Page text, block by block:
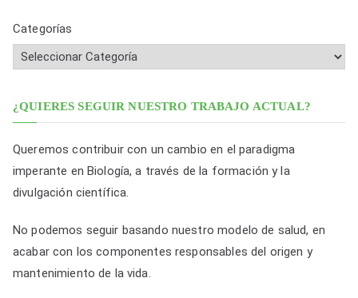
l
a
c
i
o
n
s
p
o
Categorías
¿QUIERES SEGUIR NUESTRO TRABAJO ACTUAL?
Queremos contribuir con un cambio en el paradigma
imperante en Biología, a través de la formación y la
divulgación científica.
No podemos seguir basando nuestro modelo de salud, en
acabar con los componentes responsables del origen y
mantenimiento de la vida.